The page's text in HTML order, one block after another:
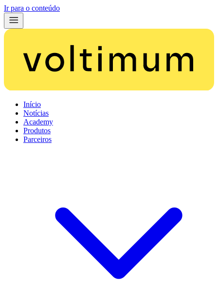
Ir para o conteúdo
Início
Notícias
Academy
Produtos
Parceiros